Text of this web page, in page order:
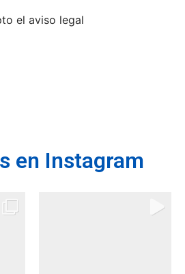
el aviso legal
en Instagram